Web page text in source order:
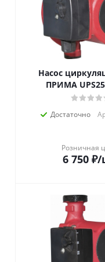
Насос
ПРИМА
Достаточно
Розничная
6 750₽/